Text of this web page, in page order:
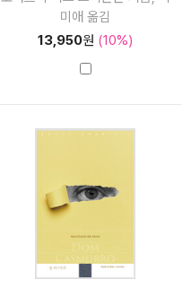
미애 옮김
13,950원 (10%)